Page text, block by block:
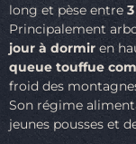
long et pèse entre
Principalement
jour à dormir en
queue touffue
froid des
Son régime
jeunes pousses et